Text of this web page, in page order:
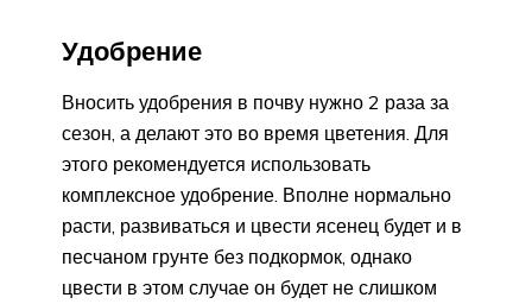
Удобрение
Вносить удобрения в почву нужно 2 раза за
сезон, а делают это во время цветения. Для
этого рекомендуется использовать
комплексное удобрение. Вполне нормально
расти, развиваться и цвести ясенец будет и в
песчаном грунте без подкормок, однако
цвести в этом случае он будет не слишком